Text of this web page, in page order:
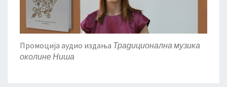
Промоција аудио издања Традиционална музика
околине Ниша